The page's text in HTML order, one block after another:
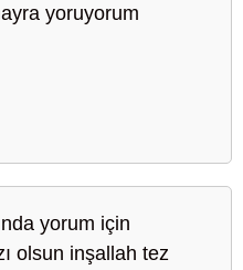
yoruyorum
yorum için
olsun inşallah tez